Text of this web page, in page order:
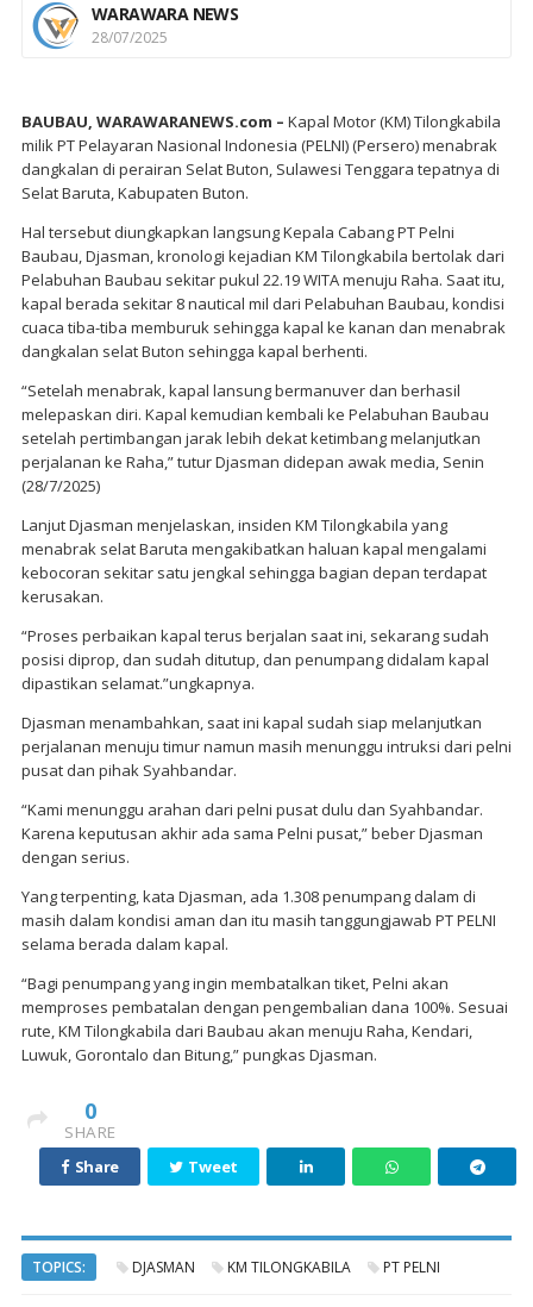
WARAWARA NEWS
28/07/2025
BAUBAU, WARAWARANEWS.com – Kapal Motor (KM) Tilongkabila
milik PT Pelayaran Nasional Indonesia (PELNI) (Persero) menabrak
dangkalan di perairan Selat Buton, Sulawesi Tenggara tepatnya di
Selat Baruta, Kabupaten Buton.
Hal tersebut diungkapkan langsung Kepala Cabang PT Pelni
Baubau, Djasman, kronologi kejadian KM Tilongkabila bertolak dari
Pelabuhan Baubau sekitar pukul 22.19 WITA menuju Raha. Saat itu,
kapal berada sekitar 8 nautical mil dari Pelabuhan Baubau, kondisi
cuaca tiba-tiba memburuk sehingga kapal ke kanan dan menabrak
dangkalan selat Buton sehingga kapal berhenti.
“Setelah menabrak, kapal lansung bermanuver dan berhasil
melepaskan diri. Kapal kemudian kembali ke Pelabuhan Baubau
setelah pertimbangan jarak lebih dekat ketimbang melanjutkan
perjalanan ke Raha,” tutur Djasman didepan awak media, Senin
(28/7/2025)
Lanjut Djasman menjelaskan, insiden KM Tilongkabila yang
menabrak selat Baruta mengakibatkan haluan kapal mengalami
kebocoran sekitar satu jengkal sehingga bagian depan terdapat
kerusakan.
“Proses perbaikan kapal terus berjalan saat ini, sekarang sudah
posisi diprop, dan sudah ditutup, dan penumpang didalam kapal
dipastikan selamat.”ungkapnya.
Djasman menambahkan, saat ini kapal sudah siap melanjutkan
perjalanan menuju timur namun masih menunggu intruksi dari pelni
pusat dan pihak Syahbandar.
“Kami menunggu arahan dari pelni pusat dulu dan Syahbandar.
Karena keputusan akhir ada sama Pelni pusat,” beber Djasman
dengan serius.
Yang terpenting, kata Djasman, ada 1.308 penumpang dalam di
masih dalam kondisi aman dan itu masih tanggungjawab PT PELNI
selama berada dalam kapal.
“Bagi penumpang yang ingin membatalkan tiket, Pelni akan
memproses pembatalan dengan pengembalian dana 100%. Sesuai
rute, KM Tilongkabila dari Baubau akan menuju Raha, Kendari,
Luwuk, Gorontalo dan Bitung,” pungkas Djasman.
0
SHARE
Share
Tweet
TOPICS: DJASMAN KM TILONGKABILA PT PELNI